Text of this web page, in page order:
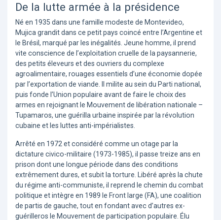
De la lutte armée à la présidence
Né en 1935 dans une famille modeste de Montevideo,
Mujica grandit dans ce petit pays coincé entre l’Argentine et
le Brésil, marqué par les inégalités. Jeune homme, il prend
vite conscience de l’exploitation cruelle de la paysannerie,
des petits éleveurs et des ouvriers du complexe
agroalimentaire, rouages essentiels d’une économie dopée
par l’exportation de viande. Il milite au sein du Parti national,
puis fonde l’Union populaire avant de faire le choix des
armes en rejoignant le Mouvement de libération nationale –
Tupamaros, une guérilla urbaine inspirée par la révolution
cubaine et les luttes anti-impérialistes.
Arrêté en 1972 et considéré comme un otage par la
dictature civico-militaire (1973-1985), il passe treize ans en
prison dont une longue période dans des conditions
extrêmement dures, et subit la torture. Libéré après la chute
du régime anti-communiste, il reprend le chemin du combat
politique et intègre en 1989 le Front large (FA), une coalition
de partis de gauche, tout en fondant avec d’autres ex-
guérilleros le Mouvement de participation populaire. Élu